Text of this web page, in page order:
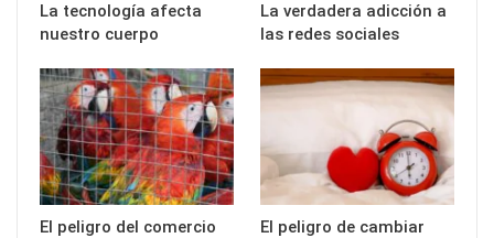
La tecnología afecta
nuestro cuerpo
La verdadera adicción a
las redes sociales
El peligro del comercio
El peligro de cambiar